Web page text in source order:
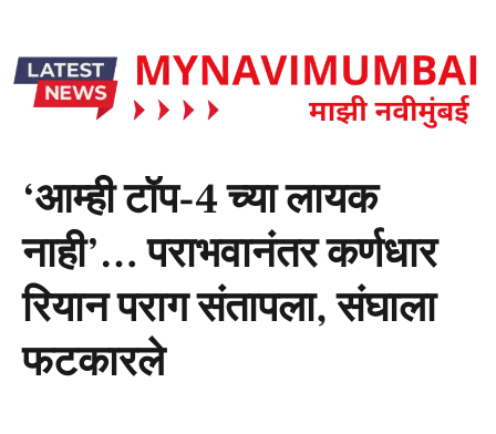
‘आम्ही टॉप-4 च्या लायक
नाही’… पराभवानंतर कर्णधार
रियान पराग संतापला, संघाला
फटकारले